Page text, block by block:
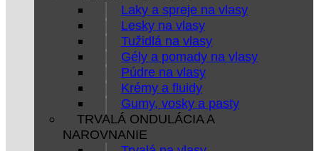
Laky a spreje na vlasy
Lesky na vlasy
Tužidlá na vlasy
Gély a pomady na vlasy
Púdre na vlasy
Krémy a fluidy
Gumy, vosky a pasty
TRVALÁ ONDULÁCIA A
NAROVNANIE